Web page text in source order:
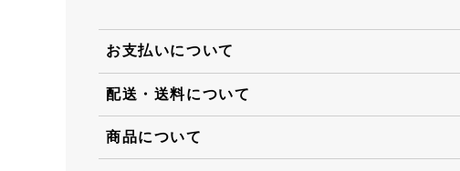
お支払いについて
配送・送料について
商品について